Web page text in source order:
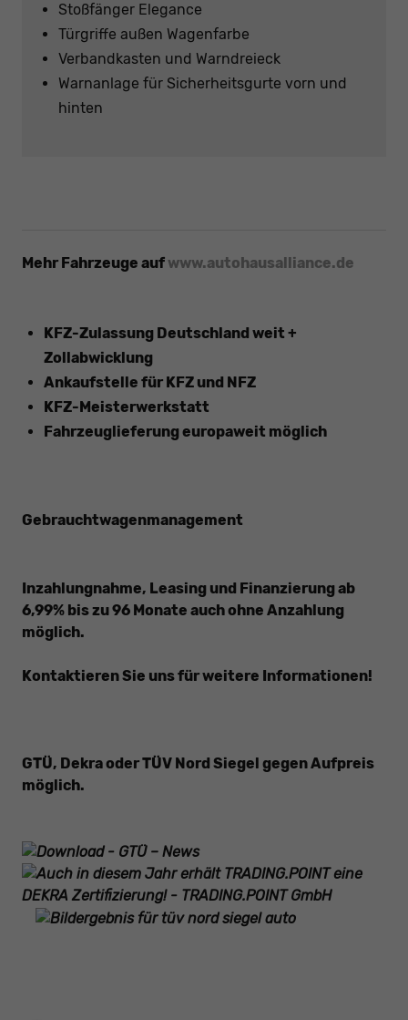
Stoßfänger Elegance
Türgriffe außen Wagenfarbe
Verbandkasten und Warndreieck
Warnanlage für Sicherheitsgurte vorn und
hinten
Mehr Fahrzeuge auf www.autohausalliance.de
KFZ-Zulassung Deutschland weit +
Zollabwicklung
Ankaufstelle für KFZ und NFZ
KFZ-Meisterwerkstatt
Fahrzeuglieferung europaweit möglich
Gebrauchtwagenmanagement
Inzahlungnahme, Leasing und Finanzierung ab
6,99% bis zu 96 Monate auch ohne Anzahlung
möglich.
Kontaktieren Sie uns für weitere Informationen!
GTÜ, Dekra oder TÜV Nord Siegel gegenAufpreis
möglich.